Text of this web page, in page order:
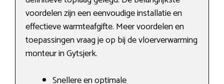
voordelen zijn een eenvoudige installatie en
effectieve warmteafgifte. Meer voordelen en
toepassingen vraag je op bij de vloerverwarming
monteur in Gytsjerk.
Snellere en optimale